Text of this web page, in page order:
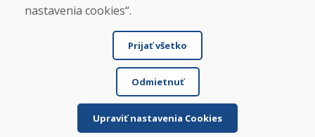
Obchodné podmienky
Obchodné podmienky požičovne
Doprava
Platba
Quatro nákup na splátky
Reklamačný poriadok
nastavenia cookies“.
Prijať všetko
Odmietnuť
Upraviť nastavenia Cookies